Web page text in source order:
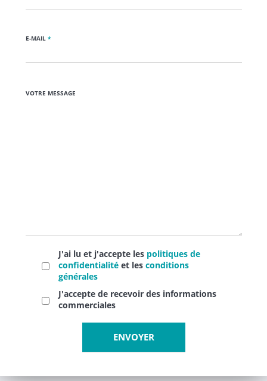
E-MAIL *
VOTRE MESSAGE
J'ai lu et j'accepte les politiques de
confidentialité et lesconditions
générales
J'accepte de recevoir des informations
commerciales